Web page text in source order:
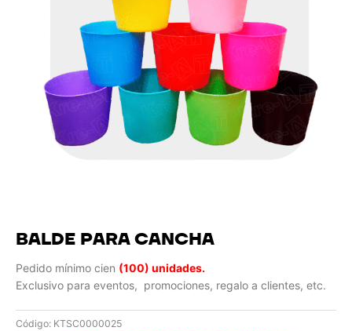
BALDE PARA CANCHA
Pedido mínimo cien (100) unidades.
Exclusivo para eventos, promociones, regalo a clientes, etc.
Código: KTSC0000025